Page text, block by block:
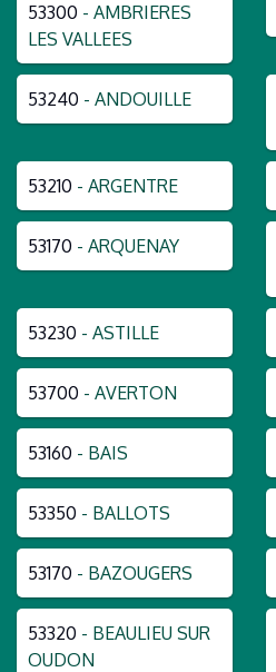
53300 - AMBRIERES
LES VALLEES
53240 - ANDOUILLE
53210 - ARGENTRE
53170 - ARQUENAY
53230 - ASTILLE
53700 - AVERTON
53160 - BAIS
53350 - BALLOTS
53170 - BAZOUGERS
53320 - BEAULIEU SUR
OUDON